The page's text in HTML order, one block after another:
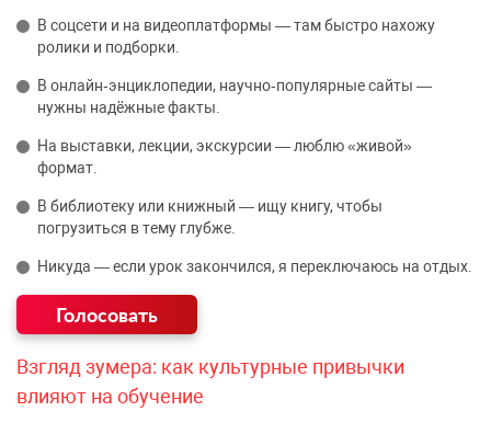
В соцсети и на видеоплатформы — там быстро нахожу
ролики и подборки.
В онлайн‑энциклопедии, научно‑популярные сайты —
нужны надёжные факты.
На выставки, лекции, экскурсии — люблю «живой»
формат.
В библиотеку или книжный — ищу книгу, чтобы
погрузиться в тему глубже.
Никуда — если урок закончился, я переключаюсь на отдых.
Взгляд зумера: как культурные привычки
влияют на обучение